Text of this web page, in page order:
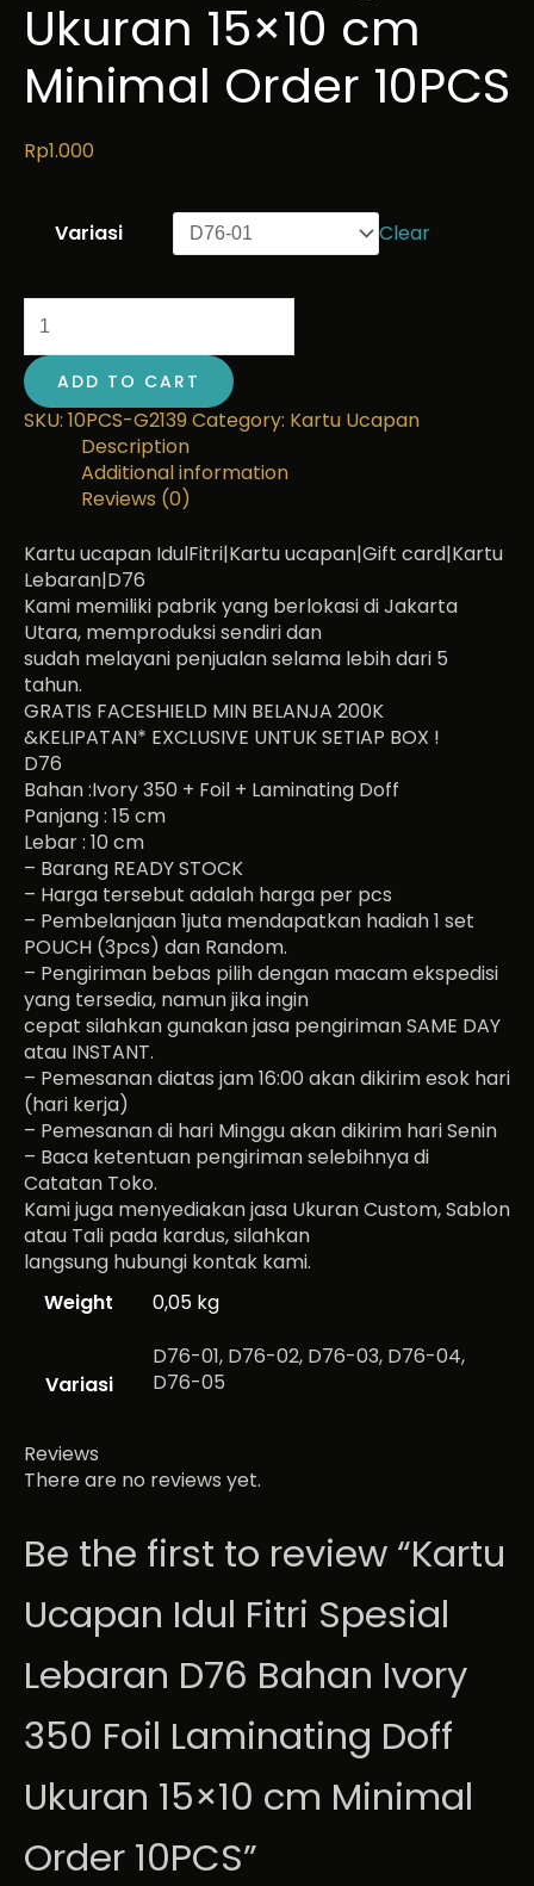
Ukuran 15×10 cm
Minimal Order 10PCS
Rp1.000
Variasi Clear
ADD TO CART
SKU: 10PCS-G2139 Category: Kartu Ucapan
Description
Additional information
Reviews (0)
Kartu ucapan IdulFitri|Kartu ucapan|Gift card|Kartu
Lebaran|D76
Kami memiliki pabrik yang berlokasi di Jakarta
Utara, memproduksi sendiri dan
sudah melayani penjualan selama lebih dari 5
tahun.
GRATIS FACESHIELD MIN BELANJA 200K
&KELIPATAN* EXCLUSIVE UNTUK SETIAP BOX !
D76
Bahan :Ivory 350 + Foil + Laminating Doff
Panjang : 15 cm
Lebar : 10 cm
– Barang READY STOCK
– Harga tersebut adalah harga per pcs
– Pembelanjaan 1juta mendapatkan hadiah 1 set
POUCH (3pcs) dan Random.
– Pengiriman bebas pilih dengan macam ekspedisi
yang tersedia, namun jika ingin
cepat silahkan gunakan jasa pengiriman SAME DAY
atau INSTANT.
– Pemesanan diatas jam 16:00 akan dikirim esok hari
(hari kerja)
– Pemesanan di hari Minggu akan dikirim hari Senin
– Baca ketentuan pengiriman selebihnya di
Catatan Toko.
Kami juga menyediakan jasa Ukuran Custom, Sablon
atau Tali pada kardus, silahkan
langsung hubungi kontak kami.
Weight
0,05 kg
Variasi
D76-01, D76-02, D76-03, D76-04,
D76-05
Reviews
There are no reviews yet.
Be the first to review “Kartu
Ucapan Idul Fitri Spesial
Lebaran D76 Bahan Ivory
350 Foil Laminating Doff
Ukuran 15×10 cm Minimal
Order 10PCS”